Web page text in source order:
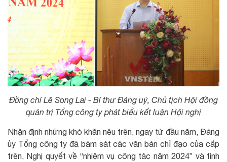
Đồng chí Lê Song Lai - Bí thư Đảng uỷ, Chủ tịch Hội đồng
quản trị Tổng công ty phát biểu kết luận Hội nghị
Nhận định những khó khăn nêu trên, ngay từ đầu năm, Đảng
ủy Tổng công ty đã bám sát các văn bản chỉ đạo của cấp
trên, Nghị quyết về “nhiệm vụ công tác năm 2024” và tình